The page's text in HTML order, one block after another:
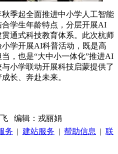
季起全面推进中小学人工智能
学生年龄特点，分层开展AI
通式科技教育体系。此次杭师
学开展AI科普活动，既是高
，也是“大中小一体化”推进AI
小学联动开展科技启蒙提供了
长、奔赴未来。
编辑：戎丽娟
务 | 建站服务 | 帮助信息 | 联